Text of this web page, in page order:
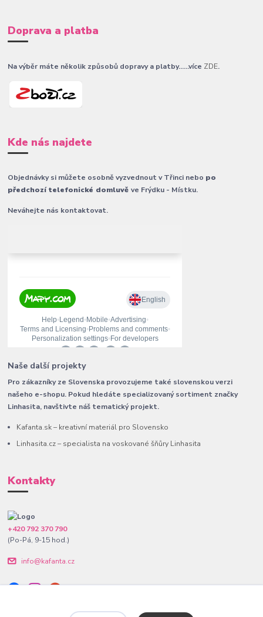
Doprava a platba
Na výběr máte několik způsobů dopravy a platby......více ZDE.
Kde nás najdete
Objednávky si můžete osobně vyzvednout v Třinci nebo po
předchozí telefonické domluvěve Frýdku - Místku.
Neváhejte nás kontaktovat.
Naše další projekty
Pro zákazníky ze Slovenska provozujeme také slovenskou verzi
našeho e-shopu. Pokud hledáte specializovaný sortiment značky
Linhasita, navštivte náš tematický projekt.
Kafanta.sk – kreativní materiál pro Slovensko
Linhasita.cz – specialista na voskované šňůry Linhasita
Kontakty
+420 792 370 790
(Po-Pá, 9-15 hod.)
info@kafanta.cz